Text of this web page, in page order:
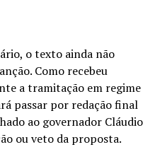
o texto ainda não
Como recebeu
a tramitação em regime
passar por redação final
ao governador Cláudio
ou veto da proposta.